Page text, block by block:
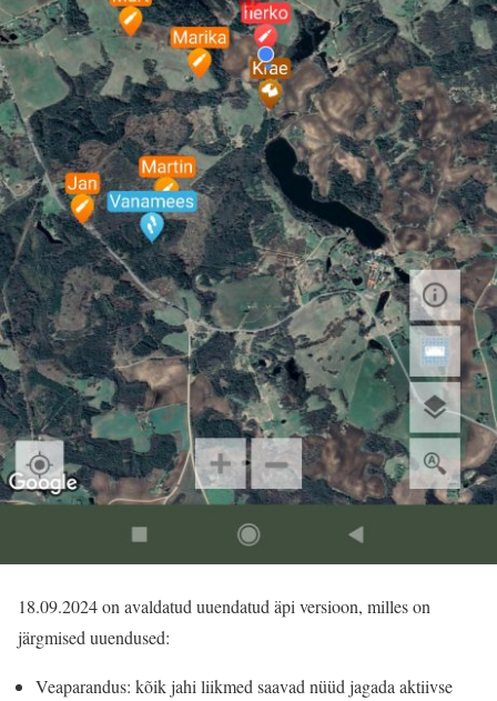
18.09.2024 on avaldatud uuendatud äpi versioon, milles on
järgmised uuendused:
Veaparandus: kõik jahi liikmed saavad nüüd jagada aktiivse